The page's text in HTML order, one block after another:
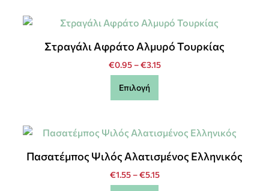
Στραγάλι Αφράτο Αλμυρό Τουρκίας
€0.95 – €3.15
Επιλογή
Πασατέμπος Ψιλός Αλατισμένος Ελληνικός
€1.55 – €5.15